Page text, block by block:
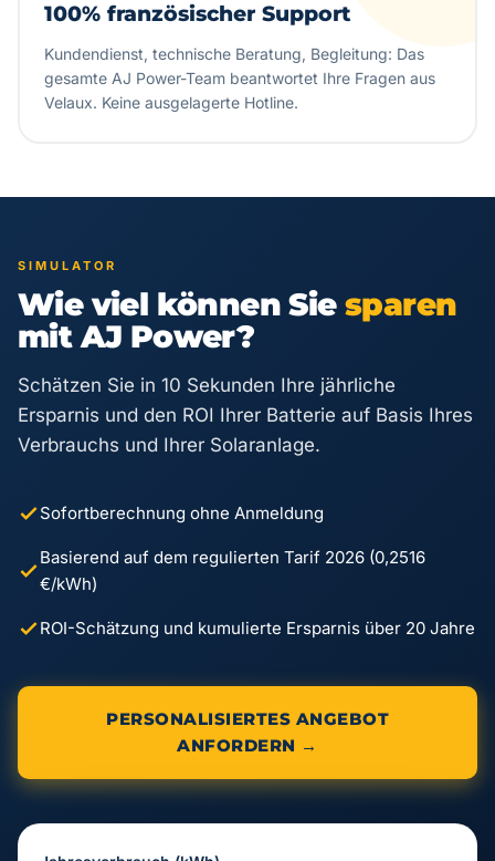
100% französischer Support
Kundendienst, technische Beratung, Begleitung: Das
gesamte AJ Power-Team beantwortet Ihre Fragen aus
Velaux. Keine ausgelagerte Hotline.
SIMULATOR
Wie viel können Sie sparen
mit AJ Power?
Schätzen Sie in 10 Sekunden Ihre jährliche
Ersparnis und den ROI Ihrer Batterie auf Basis Ihres
Verbrauchs und Ihrer Solaranlage.
Sofortberechnung ohne Anmeldung
Basierend auf dem regulierten Tarif 2026 (0,2516
€/kWh)
ROI-Schätzung und kumulierte Ersparnis über 20 Jahre
PERSONALISIERTES ANGEBOT
ANFORDERN →